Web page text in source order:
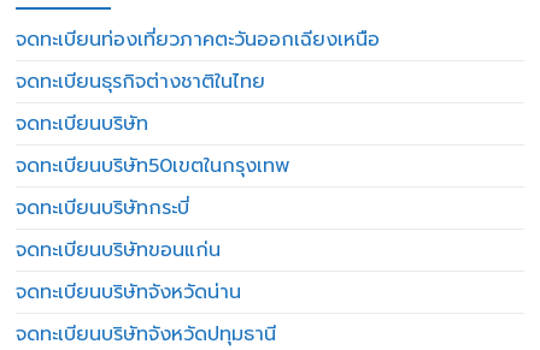
จดทะเบียนท่องเที่ยวภาคตะวันออกเฉียงเหนือ
จดทะเบียนธุรกิจต่างชาติในไทย
จดทะเบียนบริษัท
จดทะเบียนบริษัท50เขตในกรุงเทพ
จดทะเบียนบริษัทกระบี่
จดทะเบียนบริษัทขอนแก่น
จดทะเบียนบริษัทจังหวัดน่าน
จดทะเบียนบริษัทจังหวัดปทุมธานี